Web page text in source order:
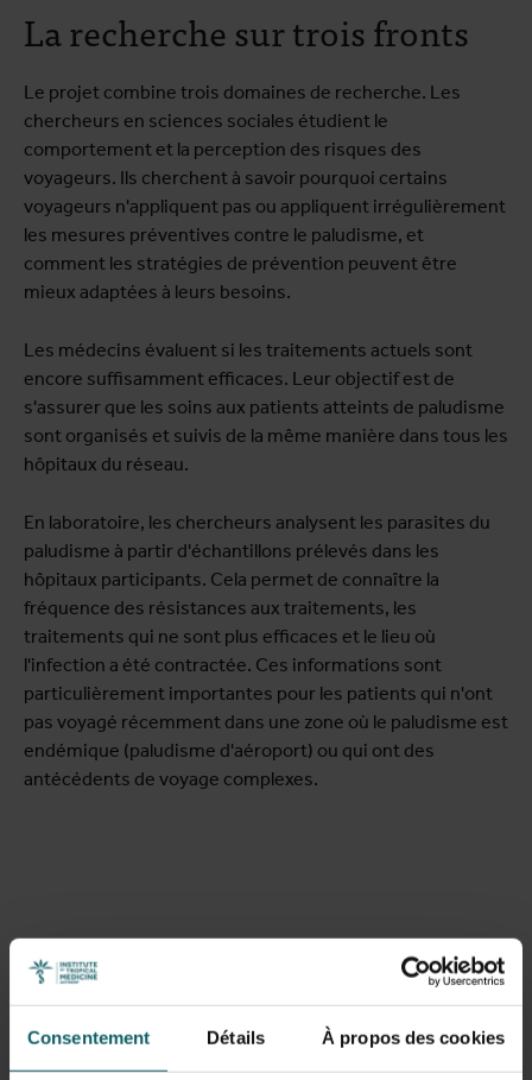
Consentement Détails À propos des cookies
La recherche sur trois fronts
Le projet combine trois domaines de recherche. Les
chercheurs en sciences sociales étudient le
comportement et la perception des risques des
voyageurs. Ils cherchent à savoir pourquoi certains
voyageurs n'appliquent pas ou appliquent irrégulièrement
les mesures préventives contre le paludisme, et
comment les stratégies de prévention peuvent être
mieux adaptées à leurs besoins.
Les médecins évaluent si les traitements actuels sont
encore suffisamment efficaces. Leur objectif est de
s'assurer que les soins aux patients atteints de paludisme
sont organisés et suivis de la même manière dans tous les
hôpitaux du réseau.
En laboratoire, les chercheurs analysent les parasites du
paludisme à partir d'échantillons prélevés dans les
hôpitaux participants. Cela permet de connaître la
fréquence des résistances aux traitements, les
traitements qui ne sont plus efficaces et le lieu où
l'infection a été contractée. Ces informations sont
particulièrement importantes pour les patients qui n'ont
pas voyagé récemment dans une zone où le paludisme est
endémique (paludisme d'aéroport) ou qui ont des
antécédents de voyage complexes.